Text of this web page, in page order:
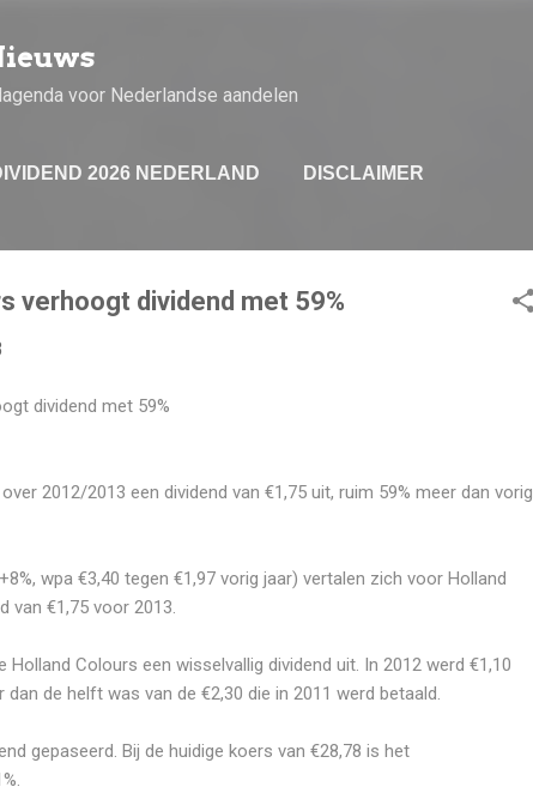
voor Nederlandse aandelen
2026 NEDERLAND DISCLAIMER
verhoogt dividend met 59%
dividend met 59%
2012/2013 een dividend van €1,75 uit, ruim 59% meer dan vorig
wpa €3,40 tegen €1,97 vorig jaar) vertalen zich voor Holland
van €1,75 voor 2013.
Holland Colours een wisselvallig dividend uit. In 2012 werd €1,10
de helft was van de €2,30 die in 2011 werd betaald.
gepaseerd. Bij de huidige koers van €28,78 is het